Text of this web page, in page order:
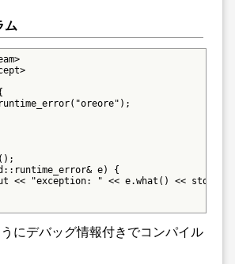
ム
e) {
<< "exception: " << e.what() <<
にデバッグ情報付きでコンパイル